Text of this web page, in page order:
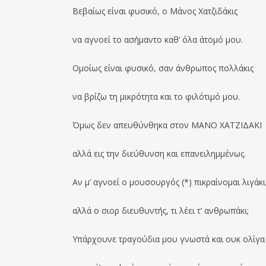
Βεβαίως είναι φυσικό, ο Μάνος Χατζιδάκις
να αγνοεί το ασήμαντο καθ’ όλα άτομό μου.
Ομοίως είναι φυσικό, σαν άνθρωπος πολλάκις
να βρίζω τη μικρότητα και το φιλότιμό μου.
Όμως δεν απευθύνθηκα στον ΜΑΝΟ ΧΑΤΖΙΔΑΚΙ
αλλά εις την διεύθυνση και επανειλημμένως.
Αν μ’ αγνοεί ο μουσουργός (*) πικραίνομαι
αλλά ο σιορ διευθυντής, τι λέει τ’ ανθρωπάκι;
Υπάρχουνε τραγούδια μου γνωστά και ουκ ολίγα